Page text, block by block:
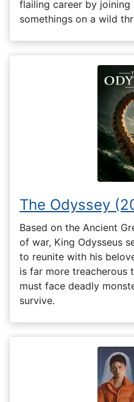
flailing career by
somethings on a wild
The Odyssey
Based on the Ancient
of war, King Odysseus
to reunite with his
is far more treacherous
must face deadly
survive.